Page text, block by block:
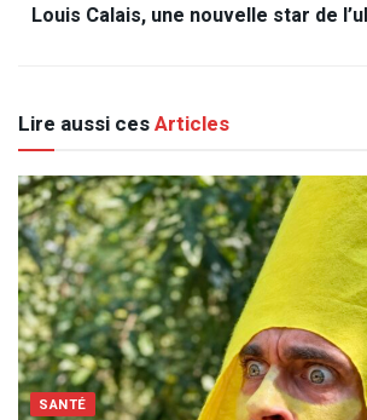
Louis Calais, une nouvelle star de
Lire aussi cesArticles
SANTÉ